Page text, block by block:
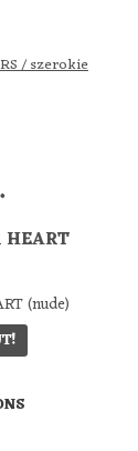
/ szerokie
(nude)